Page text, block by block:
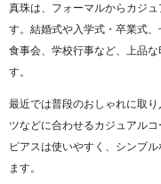
真珠は、フォーマルからカジ
す。結婚式や入学式・卒業式
食事会、学校行事など、上品
す。
最近では普段のおしゃれに取
ツなどに合わせるカジュアル
ピアスは使いやすく、シンプ
ます。